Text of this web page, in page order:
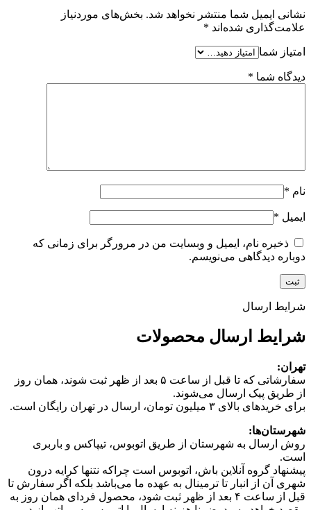
نشانی ایمیل شما منتشر نخواهد شد. بخش‌های موردنیاز
علامت‌گذاری شده‌اند *
امتیاز شما
دیدگاه شما *
نام *
ایمیل *
ذخیره نام، ایمیل و وبسایت من در مرورگر برای زمانی که
دوباره دیدگاهی می‌نویسم.
شرایط ارسال
شرایط ارسال محصولات
تهران:
سفارشاتی که تا قبل از ساعت ۵ بعد از ظهر ثبت شوند، همان روز
از طریق پیک ارسال می‌شوند.
برای خریدهای بالای ۳ میلیون تومان، ارسال در تهران رایگان است.
شهرستان‌ها:
روش ارسال به شهرستان از طریق اتوبوس، تیپاکس و باربری
است.
پیشنهاد گروه آنلاین باش، اتوبوس است چرا‌که نتنها کرایه درون
شهری آن از انبار تا ترمینال به عهده ما می‌باشد بلکه اگر سفارش تا
قبل از ساعت ۴ بعد از ظهر ثبت شود، محصول فردای همان روز به